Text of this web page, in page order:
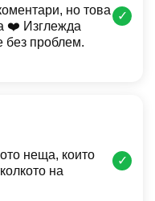
но това
❤️ Изглежда
без проблем.
✓
неща, които
на
✓